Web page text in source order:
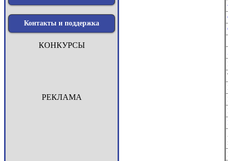
Контакты и поддержка
КОНКУРСЫ
РЕКЛАМА